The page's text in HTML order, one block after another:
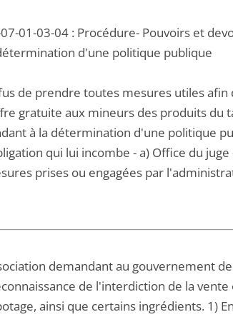
01-03-04 : Procédure- Pouvoirs et
d'une politique publique
de prendre toutes mesures utiles
gratuite aux mineurs des produits du
à la détermination d'une politique
qui lui incombe - a) Office du
prises ou engagées par
demandant au gouvernement
de l'interdiction de la
ainsi que certains ingrédients. 1)